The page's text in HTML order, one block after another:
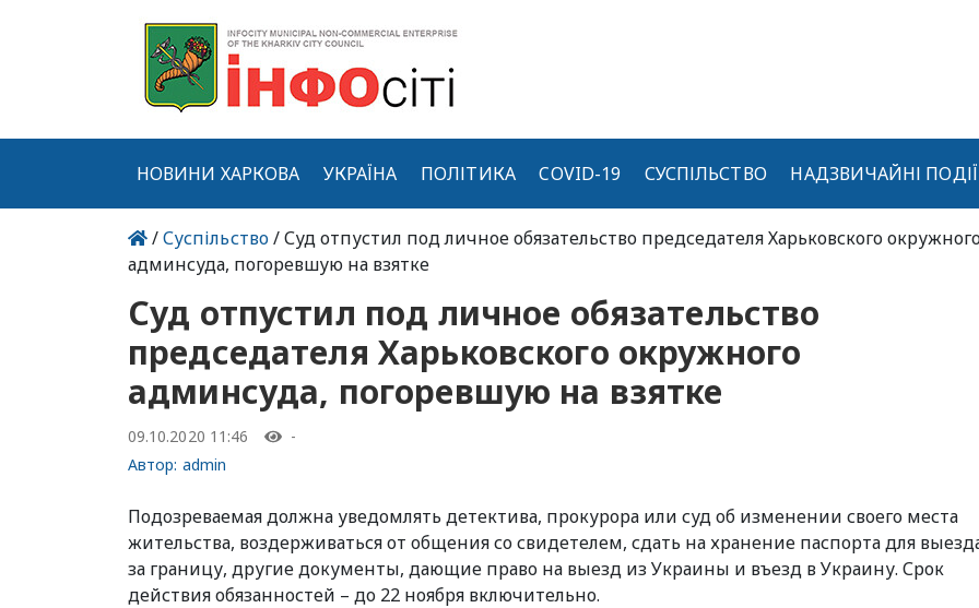
НОВИНИ ХАРКОВА УКРАЇНА ПОЛІТИКА COVID-19 СУСПІЛЬСТВО НАДЗВИЧАЙНІ ПОДІЇ
/Суспільство/ Суд отпустил под личное обязательство председателя Харьковского
админсуда, погоревшую на взятке
Суд отпустил под личное обязательство
председателя Харьковского окружного
админсуда, погоревшую на взятке
09.10.2020 11:46
-
Автор: admin
Подозреваемая должна уведомлять детектива, прокурора или суд об изменении своего места
жительства, воздерживаться от общения со свидетелем, сдать на хранение паспорта для
за границу, другие документы, дающие право на выезд из Украины и въезд в Украину. Срок
действия обязанностей – до 22 ноября включительно.